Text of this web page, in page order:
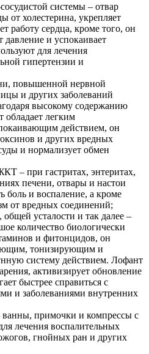
системы – отвар
от холестерина, укрепляет
работу сердца, кроме того, он
давление и успокаивает
для лечения
гипертензии и
повышенной нервной
и других заболеваний
высокому содержанию
обладает легким
действием, он
и других вредных
и нормализует обмен
– при гастритах, энтеритах,
печени, отвары и настои
боль и воспаление, а кроме
от вредных соединений;
усталости и так далее –
количество биологически
и фитонцидов, он
тонизирующим и
систему действием. Лофант
активизирует обновление
быстрее справиться с
и заболеваниями внутренних
примочки и компрессы с
лечения воспалительных
гнойных ран и других